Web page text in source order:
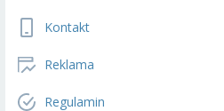
Kontakt
Reklama
Regulamin